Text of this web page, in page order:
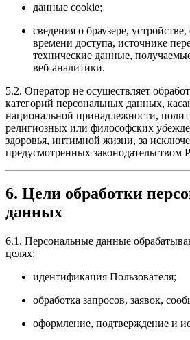
данные cookie;
сведения о браузере,
времени доступа, источнике
технические данные,
веб-аналитики.
5.2. Оператор не осуществляет
категорий персональных данных,
национальной принадлежности,
религиозных или философских
здоровья, интимной жизни, за
предусмотренных законодательством
6. Цели обработки
данных
6.1. Персональные данные
целях:
идентификация Пользователя;
обработка запросов, заявок,
оформление, подтверждение и